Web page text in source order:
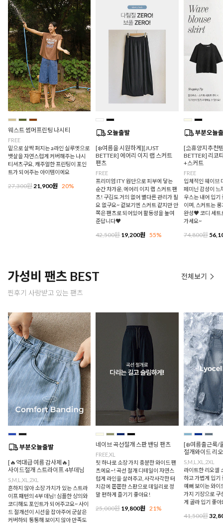
웨스트 썸머프린팅 나시티
FREE
밑으로 살짝 퍼지는 a라인 실루엣으로
뱃살을 자연스럽게 커버해주는 나시
티셔츠구요, 캐주얼한 프린팅이 포인
트가 되어주는 아이템이에요
27,300원 21,900원 20%
[❄️여름을 시원하게][JUST
BETTER] 에어리 이지 랩 스커트
팬츠
FREE
프리미엄 ITY 원단으로 피부에 닿는
순간 차가운, 에어리 이지 랩 스커트 팬
츠! 구김도 거의 없어 별다른 관리가 필
요 없구요~ 겉보기엔 스커트 같지만 안
쪽은 팬츠로 되어있어 활동성을 높여
준답니다♥
42,500원19,200원 55%
[⛱️휴양지추천
BETTER] 리코
+스커트
FREE
입체적인 웨이브
페미닌 감성이 느
우스는 내어 입기
이며, 스커트는
완성♥ 코디 세트
가세요~
74,800원
가성비 팬츠 BEST
찐후기 사랑받고 있는 팬츠
전체보기
[🔥역대급 여름 감사제🔥]
사이드절개 스트라이프 4부데님
S,M,L,XL,2XL
흔하지 않아 소장 가치가 있는 스트라
이프 패턴의 4부 데님! 심플한 상의와
코디해도 포인트가 되어주고요~ 사이
드 절개선이 시선을 잡아주어 군살은
커버하되 통통해 보이지 않아 만족도
네이브 곡선절개 스판 밴딩 팬츠
FREE,XL
핏 하나로 소장 가치 충분한 와이드 팬
츠에요~! 곡선 절개 디테일이 자연스
럽게 라인을 살려주고, 사각사각한 터
치감에 쫀쫀한 스판으로 데일리로 정
말 편하게 즐기기 좋아요!
25,000원19,800원 21%
[❄️여름출근룩/
절개와이드 리
S,M,L,XL,2XL
라이트한 리오셀
하고 가볍게 입기
예뻐 보이는 와이
가지 기장으로 구
게 골라 입기 좋아
41,500원